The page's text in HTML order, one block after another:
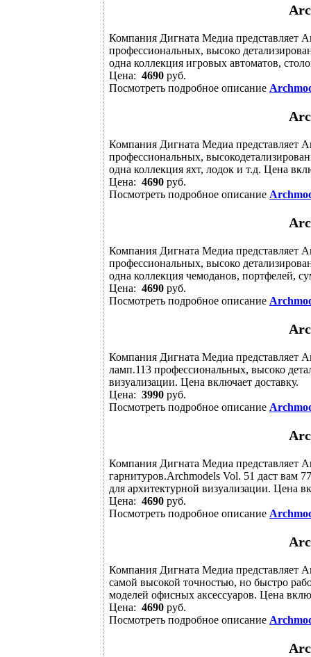
Компания Дигната Медиа представляет
профессиональных, высоко
одна коллекция игровых автоматов,
Цена: 4690 руб.
Посмотреть подробное описание
Компания Дигната Медиа представляет
профессиональных,
одна коллекция яхт, лодок и т.д. Цена
Цена: 4690 руб.
Посмотреть подробное описание
Компания Дигната Медиа представляет
профессиональных, высоко
одна коллекция чемоданов, портфелей,
Цена: 4690 руб.
Посмотреть подробное описание
Компания Дигната Медиа представляет
ламп.113 профессиональных, высоко
визуализации. Цена включает доставку.
Цена: 3990 руб.
Посмотреть подробное описание
Компания Дигната Медиа представляет
гарнитуров.Archmodels Vol. 51 даст вам
для архитектурной визуализации. Цена
Цена: 4690 руб.
Посмотреть подробное описание
Компания Дигната Медиа представляет
самой высокой точностью, но быстро
моделей офисных аксессуаров. Цена
Цена: 4690 руб.
Посмотреть подробное описание